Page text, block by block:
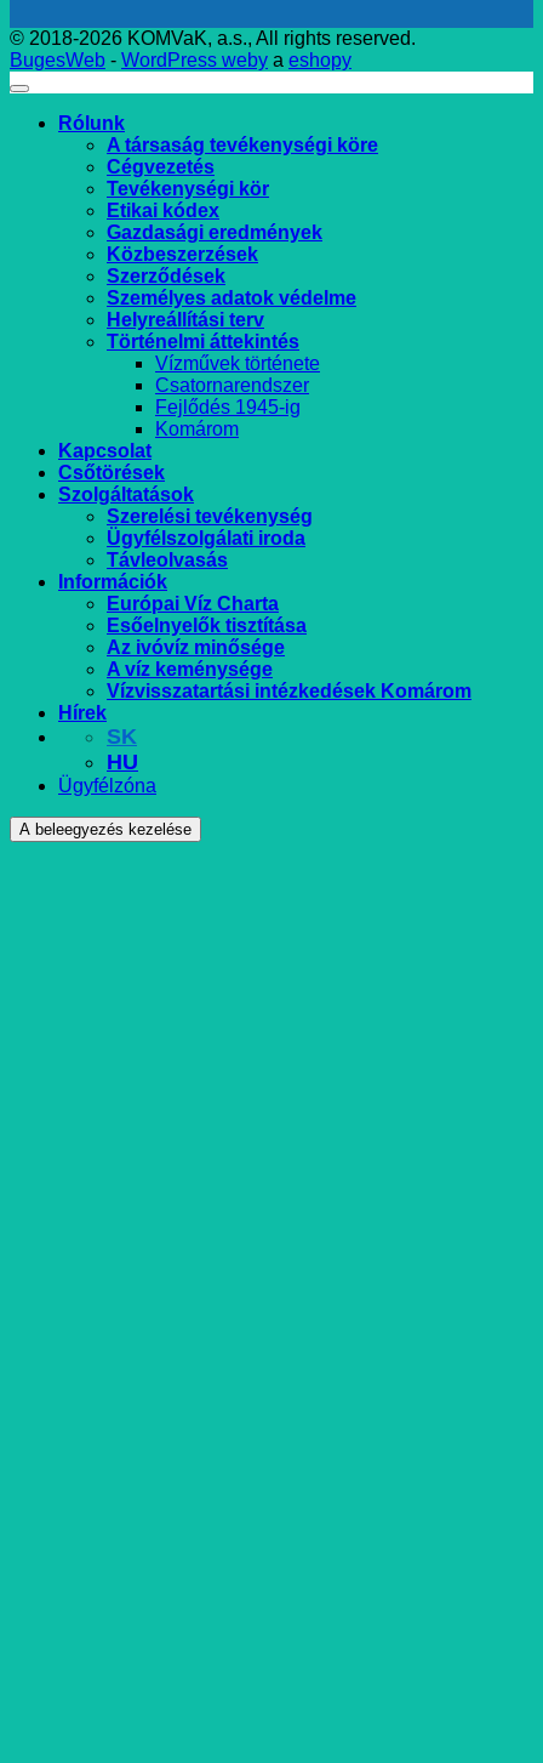
© 2018-2026 KOMVaK, a.s., All rights reserved.
BugesWeb - WordPress weby a eshopy
Rólunk
A társaság tevékenységi köre
Cégvezetés
Tevékenységi kör
Etikai kódex
Gazdasági eredmények
Közbeszerzések
Szerződések
Személyes adatok védelme
Helyreállítási terv
Történelmi áttekintés
Vízművek története
Csatornarendszer
Fejlődés 1945-ig
Komárom
Kapcsolat
Csőtörések
Szolgáltatások
Szerelési tevékenység
Ügyfélszolgálati iroda
Távleolvasás
Információk
Európai Víz Charta
Esőelnyelők tisztítása
Az ivóvíz minősége
A víz keménysége
Vízvisszatartási intézkedések Komárom
Hírek
SK
HU
Ügyfélzóna
A beleegyezés kezelése